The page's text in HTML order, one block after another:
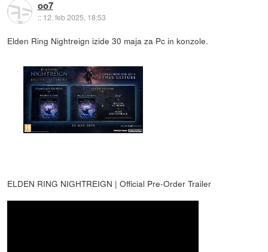
oo7
:: 12. feb 2025, 18:53
Elden Ring Nightreign izide 30 maja za Pc in konzole.
ELDEN RING NIGHTREIGN | Official Pre-Order Trailer